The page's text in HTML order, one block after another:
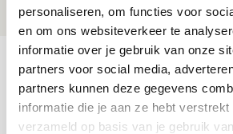
personaliseren, om functies voor
en om ons websiteverkeer te
informatie over je gebruik van onze
partners voor social media,
partners kunnen deze gegevens
informatie die je aan ze hebt
verzameld op basis van je gebruik
PRIJSVRAAG
Reis jij als mascotte mee
met Telstar?
06 AUGUSTUS 2026 - 13:04
PRIJSVRAAG